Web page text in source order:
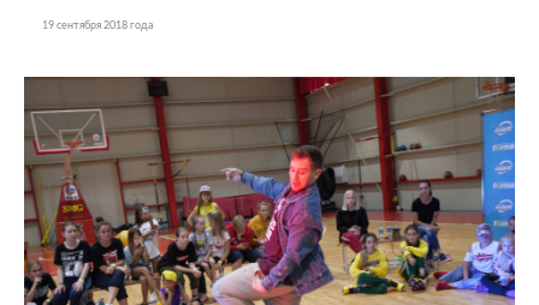
19 сентября 2018 года